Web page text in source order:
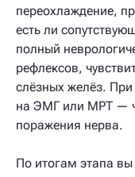
переохлаждение,
есть ли
полный
рефлексов,
слёзных желёз.
на ЭМГ или МРТ —
поражения нерва.
По итогам этапа